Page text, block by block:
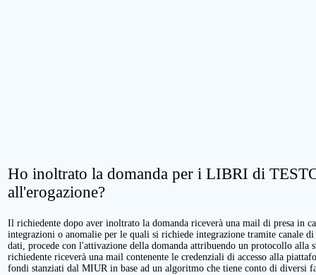
Ho inoltrato la domanda per i LIBRI di
all'erogazione?
Il richiedente dopo aver inoltrato la domanda riceverà una mail di presa in
integrazioni o anomalie per le quali si richiede integrazione tramite canale
dati, procede con l'attivazione della domanda attribuendo un protocollo alla
richiedente riceverà una mail contenente le credenziali di accesso alla
fondi stanziati dal MIUR in base ad un algoritmo che tiene conto di diversi